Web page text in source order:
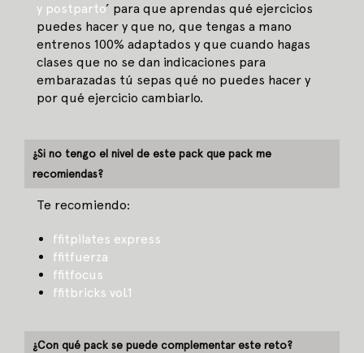
y postparto’ para que aprendas qué ejercicios
puedes hacer y que no, que tengas a mano
entrenos 100% adaptados y que cuando hagas
clases que no se dan indicaciones para
embarazadas tú sepas qué no puedes hacer y
por qué ejercicio cambiarlo.
¿Si no tengo el nivel de este pack que pack me
recomiendas?
Te recomiendo:
ffitpilates express
ffitfuerza
ffitfocus
ffitbricks vol.1
¿Con qué pack se puede complementar este reto?